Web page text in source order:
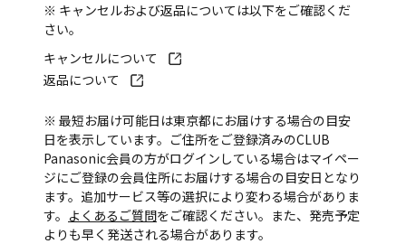
※ キャンセルおよび返品については以下をご確認くだ
さい。
キャンセルについて
返品について
※ 最短お届け可能日は東京都にお届けする場合の目安
日を表示しています。ご住所をご登録済みのCLUB
Panasonic会員の方がログインしている場合はマイペー
ジにご登録の会員住所にお届けする場合の目安日となり
ます。追加サービス等の選択により変わる場合がありま
す。 よくあるご質問をご確認ください。また、発売予定
よりも早く発送される場合があります。